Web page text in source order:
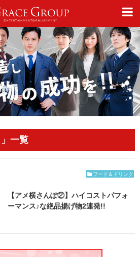
」一覧
フード＆ドリンク
【アメ横さんぽ②】ハイコストパフォ
ーマンス♪な絶品揚げ物2連発!!